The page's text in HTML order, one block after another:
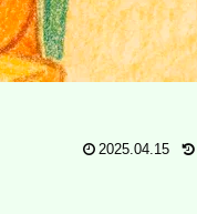
2025.04.15